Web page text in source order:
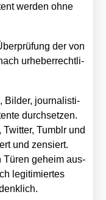
wer­den ohne
der von
urhe­ber­recht­li­
Bil­der, jour­na­lis­ti­
durch­set­zen.
Tumb­lr und
und zen­siert.
Türen geheim aus­
legi­ti­mier­tes